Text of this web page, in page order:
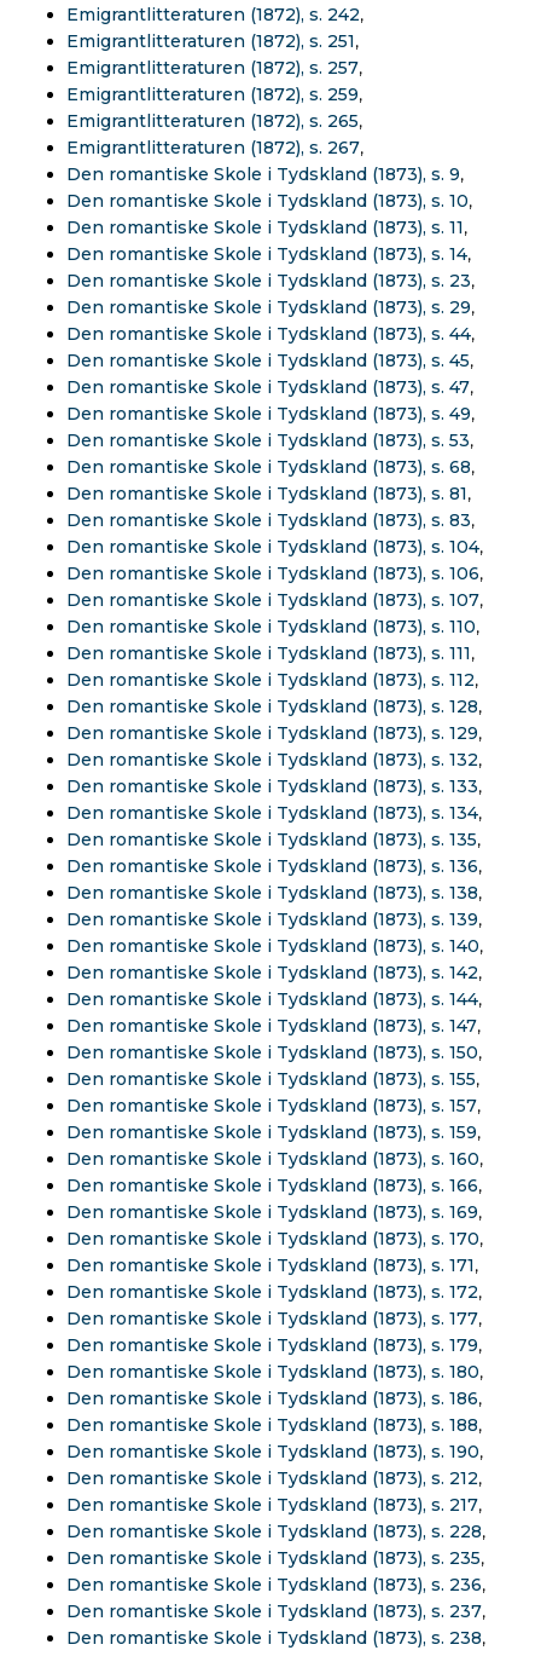
Emigrantlitteraturen (1872), s. 242,
Emigrantlitteraturen (1872), s. 251,
Emigrantlitteraturen (1872), s. 257,
Emigrantlitteraturen (1872), s. 259,
Emigrantlitteraturen (1872), s. 265,
Emigrantlitteraturen (1872), s. 267,
Den romantiske Skole i Tydskland (1873), s. 9,
Den romantiske Skole i Tydskland (1873), s. 10,
Den romantiske Skole i Tydskland (1873), s. 11,
Den romantiske Skole i Tydskland (1873), s. 14,
Den romantiske Skole i Tydskland (1873), s. 23,
Den romantiske Skole i Tydskland (1873), s. 29,
Den romantiske Skole i Tydskland (1873), s. 44,
Den romantiske Skole i Tydskland (1873), s. 45,
Den romantiske Skole i Tydskland (1873), s. 47,
Den romantiske Skole i Tydskland (1873), s. 49,
Den romantiske Skole i Tydskland (1873), s. 53,
Den romantiske Skole i Tydskland (1873), s. 68,
Den romantiske Skole i Tydskland (1873), s. 81,
Den romantiske Skole i Tydskland (1873), s. 83,
Den romantiske Skole i Tydskland (1873), s. 104,
Den romantiske Skole i Tydskland (1873), s. 106,
Den romantiske Skole i Tydskland (1873), s. 107,
Den romantiske Skole i Tydskland (1873), s. 110,
Den romantiske Skole i Tydskland (1873), s. 111,
Den romantiske Skole i Tydskland (1873), s. 112,
Den romantiske Skole i Tydskland (1873), s. 128,
Den romantiske Skole i Tydskland (1873), s. 129,
Den romantiske Skole i Tydskland (1873), s. 132,
Den romantiske Skole i Tydskland (1873), s. 133,
Den romantiske Skole i Tydskland (1873), s. 134,
Den romantiske Skole i Tydskland (1873), s. 135,
Den romantiske Skole i Tydskland (1873), s. 136,
Den romantiske Skole i Tydskland (1873), s. 138,
Den romantiske Skole i Tydskland (1873), s. 139,
Den romantiske Skole i Tydskland (1873), s. 140,
Den romantiske Skole i Tydskland (1873), s. 142,
Den romantiske Skole i Tydskland (1873), s. 144,
Den romantiske Skole i Tydskland (1873), s. 147,
Den romantiske Skole i Tydskland (1873), s. 150,
Den romantiske Skole i Tydskland (1873), s. 155,
Den romantiske Skole i Tydskland (1873), s. 157,
Den romantiske Skole i Tydskland (1873), s. 159,
Den romantiske Skole i Tydskland (1873), s. 160,
Den romantiske Skole i Tydskland (1873), s. 166,
Den romantiske Skole i Tydskland (1873), s. 169,
Den romantiske Skole i Tydskland (1873), s. 170,
Den romantiske Skole i Tydskland (1873), s. 171,
Den romantiske Skole i Tydskland (1873), s. 172,
Den romantiske Skole i Tydskland (1873), s. 177,
Den romantiske Skole i Tydskland (1873), s. 179,
Den romantiske Skole i Tydskland (1873), s. 180,
Den romantiske Skole i Tydskland (1873), s. 186,
Den romantiske Skole i Tydskland (1873), s. 188,
Den romantiske Skole i Tydskland (1873), s. 190,
Den romantiske Skole i Tydskland (1873), s. 212,
Den romantiske Skole i Tydskland (1873), s. 217,
Den romantiske Skole i Tydskland (1873), s. 228,
Den romantiske Skole i Tydskland (1873), s. 235,
Den romantiske Skole i Tydskland (1873), s. 236,
Den romantiske Skole i Tydskland (1873), s. 237,
Den romantiske Skole i Tydskland (1873), s. 238,